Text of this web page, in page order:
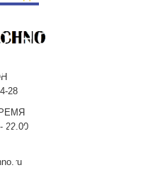
28
22.00
НОВЫХ
ПРИБЫЛЬ